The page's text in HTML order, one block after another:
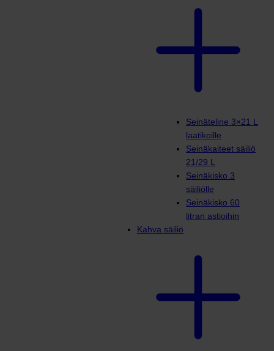
Seinäteline 3×21 L
laatikoille
Seinäkaiteet säiliö
21/29 L
Seinäkisko 3
säiliölle
Seinäkisko 60
litran astioihin
Kahva säiliö